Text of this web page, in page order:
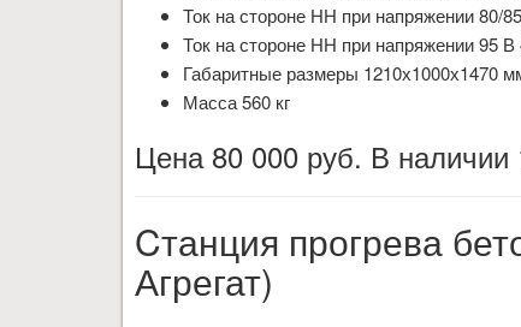
Ток на стороне НН при напряжении 80/
Ток на стороне НН при напряжении 95 В
Габаритные размеры 1210х1000х1470
Масса 560 кг
Цена 80 000 руб. В наличии
Cтанция прогрева
Агрегат)